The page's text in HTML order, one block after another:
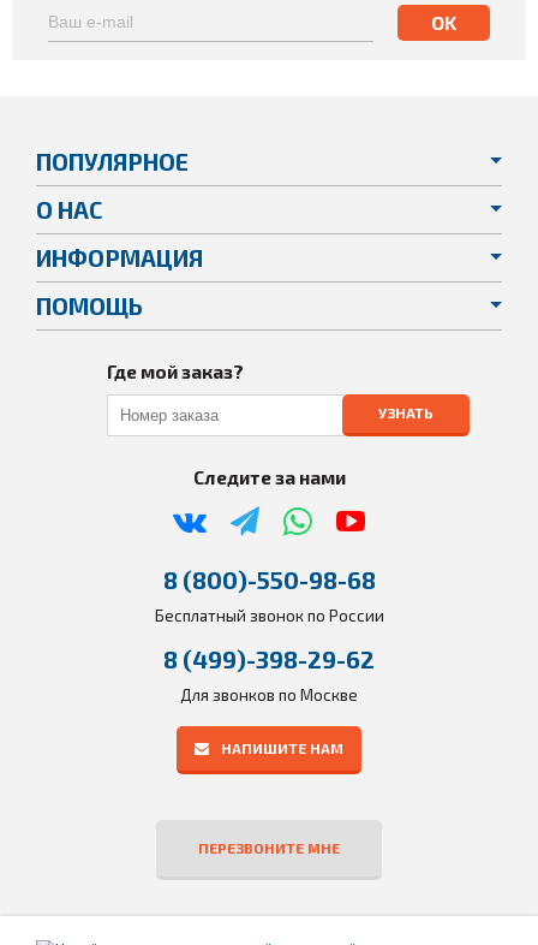
ПОПУЛЯРНОЕ
О НАС
ИНФОРМАЦИЯ
ПОМОЩЬ
Где мой заказ?
УЗНАТЬ
Следите за нами
8 (800)-550-98-68
Бесплатный звонок по России
8 (499)-398-29-62
Для звонков по Москве
НАПИШИТЕ НАМ
ПЕРЕЗВОНИТЕ МНЕ